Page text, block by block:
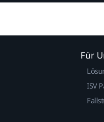
Für
ISV